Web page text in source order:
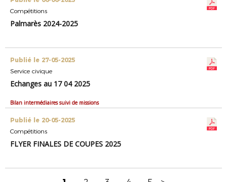
Compétitions
Palmarès 2024-2025
Publié le 27-05-2025
Service civique
Echanges au 17 04 2025
Bilan intermédiaires suivi de missions
Publié le 20-05-2025
Compétitions
FLYER FINALES DE COUPES 2025